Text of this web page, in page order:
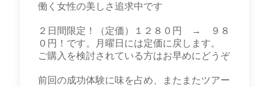
働く女性の美しさ追求中です
２日間限定！（定価）１２８０円 → ９８
０円！です。月曜日には定価に戻します。
ご購入を検討されている方はお早めにどうぞ
前回の成功体験に味を占め、またまたツアー